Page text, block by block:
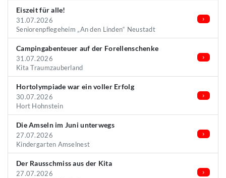
Eiszeit für alle!
31.07.2026
Seniorenpflegeheim „An den Linden“ Neustadt
Campingabenteuer auf der Forellenschenke
31.07.2026
Kita Traumzauberland
Hortolympiade war ein voller Erfolg
30.07.2026
Hort Hohnstein
Die Amseln im Juni unterwegs
27.07.2026
Kindergarten Amselnest
Der Rausschmiss aus der Kita
27.07.2026